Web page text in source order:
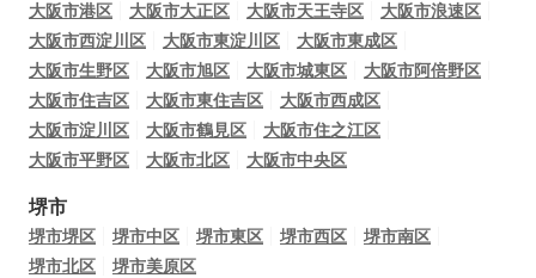
大阪市港区
大阪市大正区 大阪市天王寺区
大阪市浪速区
大阪市西淀川区
大阪市東淀川区
大阪市東成区
大阪市生野区
大阪市旭区 大阪市城東区
大阪市阿倍野区
大阪市住吉区
大阪市東住吉区
大阪市西成区
大阪市淀川区
大阪市鶴見区
大阪市住之江区
大阪市平野区
大阪市北区 大阪市中央区
堺市
堺市堺区 堺市中区 堺市東区 堺市西区
堺市南区
堺市北区
堺市美原区